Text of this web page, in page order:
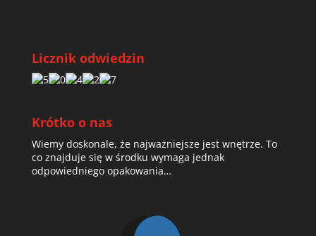
Licznik odwiedzin
Krótko o nas
Wiemy doskonale, że najważniejsze jest wnętrze. To
co znajduje się w środku wymaga jednak
odpowiedniego opakowania…